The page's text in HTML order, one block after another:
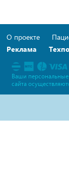
О проекте
Реклама
Ваши
сайта